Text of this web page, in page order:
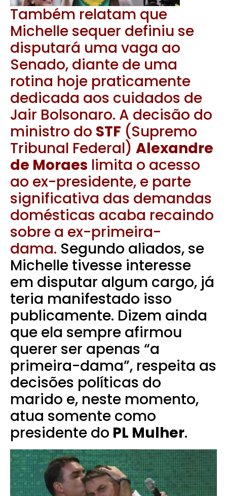
Também relatam que
Michelle sequer definiu se
disputará uma vaga ao
Senado, diante de uma
rotina hoje praticamente
dedicada aos cuidados de
Jair Bolsonaro. A decisão do
ministro do STF (Supremo
Tribunal Federal) Alexandre
de Moraes limita o acesso
ao ex-presidente, e parte
significativa das demandas
domésticas acaba recaindo
sobre a ex-primeira-
dama. Segundo aliados, se
Michelle tivesse interesse
em disputar algum cargo, já
teria manifestado isso
publicamente. Dizem ainda
que ela sempre afirmou
querer ser apenas “a
primeira-dama”, respeita as
decisões políticas do
marido e, neste momento,
atua somente como
presidente do PL Mulher.